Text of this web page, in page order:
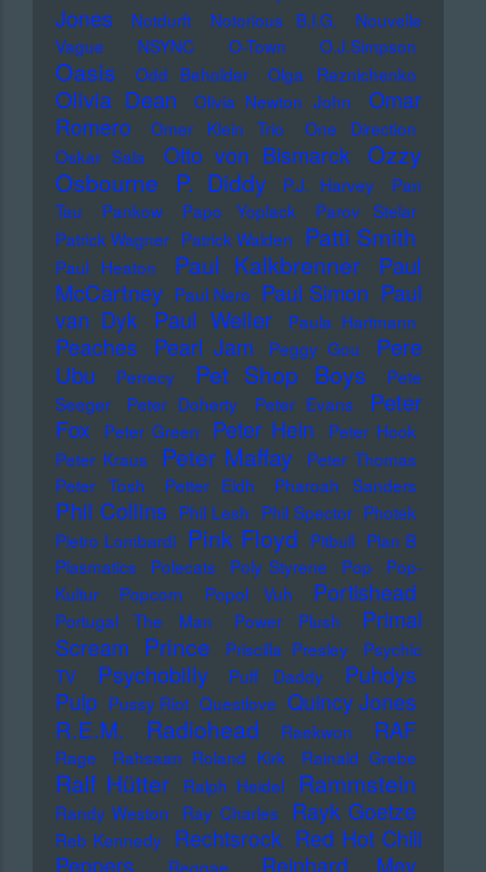
Jones
Notdurft Notorious B.I.G.
Nouvelle
Vague
NSYNC O-Town O.J.Simpson
Oasis Odd Beholder Olga Reznichenko
Olivia Dean Olivia Newton John
Omar
Romero
Omer Klein Trio
One Direction
Oskar Sala
Otto von Bismarck Ozzy
Osbourne
P. Diddy P.J. Harvey
Pan
Tau
Pankow Papo Yoplack
Parov Stelar
Patrick Wagner Patrick Walden Patti Smith
Paul Heaton Paul Kalkbrenner
Paul
McCartney Paul Nero Paul Simon Paul
van Dyk Paul Weller Paula Hartmann
Peaches Pearl Jam Peggy Gou
Pere
Ubu
Perrecy Pet Shop Boys
Pete
Seeger
Peter Doherty Peter Evans
Peter
Fox
Peter Green Peter Hein
Peter Hook
Peter Kraus
Peter Maffay
Peter Thomas
Peter Tosh
Petter Eldh Pharoah Sanders
Phil Collins Phil Lesh Phil Spector Photek
Pietro Lombardi
Pink Floyd Pitbull Plan B
Plasmatics
Polecats Poly Styrene Pop
Pop-
Kultur
Popcorn Popol Vuh Portishead
Portugal The Man Power Plush
Primal
Scream
Prince Priscilla Presley
Psychic
TV
Psychobilly Puff Daddy
Puhdys
Pulp Pussy Riot Questlove Quincy Jones
R.E.M. Radiohead Raekwon RAF
Rage Rahsaan Roland Kirk Rainald Grebe
Ralf Hütter Ralph Heidel Rammstein
Randy Weston Ray Charles Rayk Goetze
Reb Kennedy Rechtsrock Red Hot Chili
Reggae